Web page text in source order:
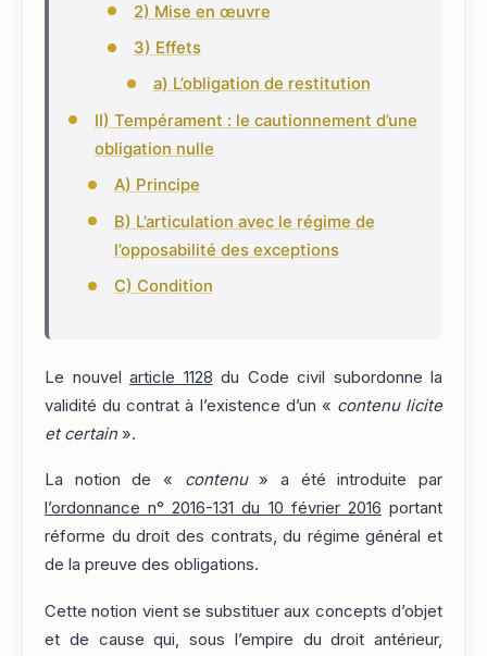
2) Mise en œuvre
3) Effets
a) L’obligation de restitution
II) Tempérament : le cautionnement d’une
obligation nulle
A) Principe
B) L’articulation avec le régime de
l’opposabilité des exceptions
C) Condition
Le nouvel article 1128 du Code civil subordonne la
validité du contrat à l’existence d’un « contenu licite
et certain ».
La notion de « contenu» a été introduite par
l’ordonnance n° 2016-131 du 10 février 2016 portant
réforme du droit des contrats, du régime général et
de la preuve des obligations.
Cette notion vient se substituer aux concepts d’objet
et de cause qui, sous l’empire du droit antérieur,